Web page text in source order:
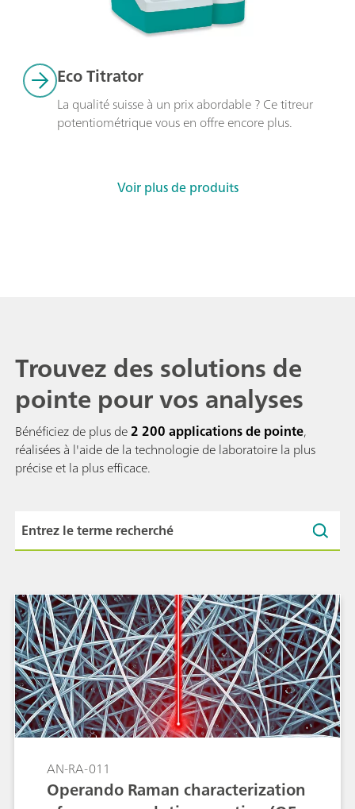
Eco Titrator
La qualité suisse à un prix abordable ? Ce titreur
potentiométrique vous en offre encore plus.
Voir plus de produits
Trouvez des solutions de
pointe pour vos analyses
Bénéficiez de plus de2 200 applications de pointe,
réalisées à l'aide de la technologie de laboratoire la plus
précise et la plus efficace.
AN-RA-011
Operando Raman characterization